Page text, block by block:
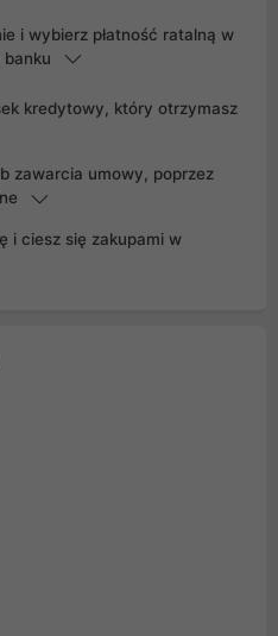
i wybierz płatność ratalną w
kredytowy, który otrzymasz
zawarcia umowy, poprzez
i ciesz się zakupami w